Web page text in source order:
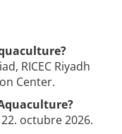
RICEC Riyadh
Center.
octubre 2026.